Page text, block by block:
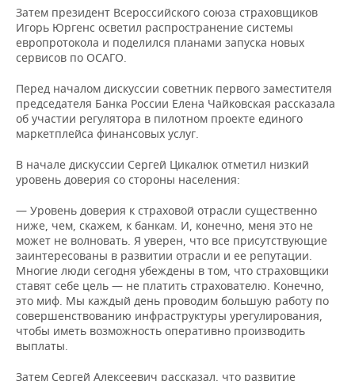
ТЕЛЕКОММУНИКАЦИИ
БИЗНЕС-БРАНЧИ
ONLINE-КОНФЕРЕНЦИИ
ОТКРЫТАЯ ЛЕКЦИЯ
ФУТБОЛ
ХОККЕЙ
БАСКЕТБОЛ
ВОЛЕЙБОЛ
ФИГУРНОЕ КАТАНИЕ
ВОДНЫЕ ВИДЫ СПОРТА
ХОККЕЙ С МЯЧОМ
НОВОСТИ ОБЩЕСТВА
ВЛАСТЬ
ИНФРАСТРУКТУРА
ИСТОРИЯ
МЕДИЦИНА
ОБРАЗОВАНИЕ
ПРОИСШЕСТВИЯ
ФОТОГАЛЕРЕЯ
СЮЖЕТЫ
СПРАВОЧНИК
СПИСОК ПЕРСОН
ПОЛНАЯ ВЕРСИЯ
Затем президент Всероссийского союза страховщиков
Игорь Юргенс осветил распространение системы
европротокола и поделился планами запуска новых
сервисов по ОСАГО.
Перед началом дискуссии советник первого заместителя
председателя Банка России Елена Чайковская рассказала
об участии регулятора в пилотном проекте единого
маркетплейса финансовых услуг.
В начале дискуссии Сергей Цикалюк отметил низкий
уровень доверия со стороны населения:
— Уровень доверия к страховой отрасли существенно
ниже, чем, скажем, к банкам. И, конечно, меня это не
может не волновать. Я уверен, что все присутствующие
заинтересованы в развитии отрасли и ее репутации.
Многие люди сегодня убеждены в том, что страховщики
ставят себе цель — не платить страхователю. Конечно,
это миф. Мы каждый день проводим большую работу по
совершенствованию инфраструктуры урегулирования,
чтобы иметь возможность оперативно производить
выплаты.
Затем Сергей Алексеевич рассказал, что развитие